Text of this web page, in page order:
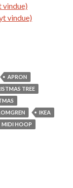
vindue)
APRON
TREE
IKEA
MIDI HOOP